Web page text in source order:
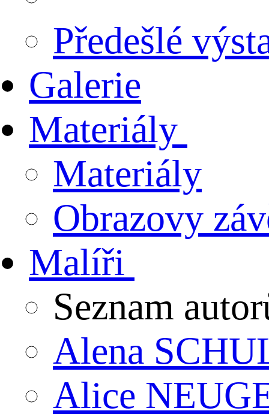
Předešlé
Galerie
Materiály
Materiály
Obrazovy
Malíři
Seznam
Alena
Alice